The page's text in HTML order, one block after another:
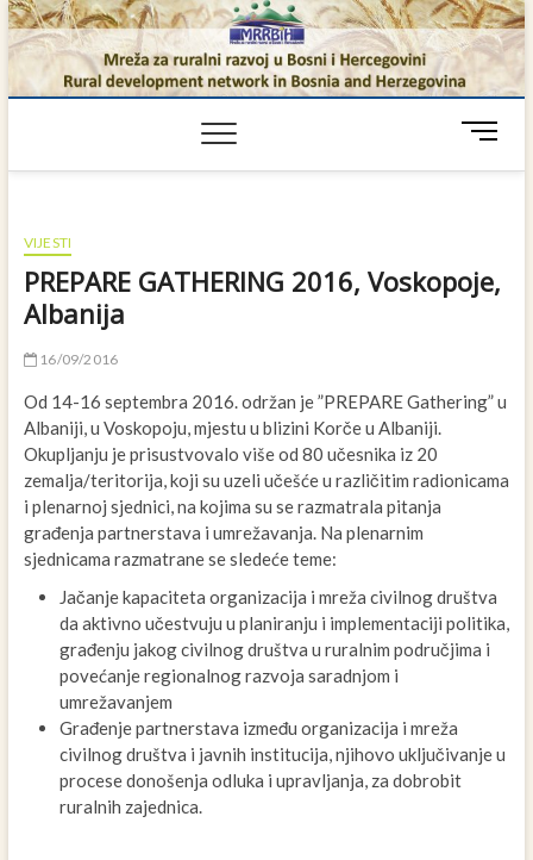
Skip
to
content
M
t
VIJESTI
PREPARE GATHERING 2016, Voskopoje,
Albanija
16/09/2016
Od 14-16 septembra 2016. održan je ”PREPARE Gathering” u
Albaniji, u Voskopoju, mjestu u blizini Korče u Albaniji.
Okupljanju je prisustvovalo više od 80 učesnika iz 20
zemalja/teritorija, koji su uzeli učešće u različitim radionicama
i plenarnoj sjednici, na kojima su se razmatrala pitanja
građenja partnerstava i umrežavanja. Na plenarnim
sjednicama razmatrane se sledeće teme:
Jačanje kapaciteta organizacija i mreža civilnog društva
da aktivno učestvuju u planiranju i implementaciji politika,
građenju jakog civilnog društva u ruralnim područjima i
povećanje regionalnog razvoja saradnjom i
umrežavanjem
Građenje partnerstava između organizacija i mreža
civilnog društva i javnih institucija, njihovo uključivanje u
procese donošenja odluka i upravljanja, za dobrobit
ruralnih zajednica.